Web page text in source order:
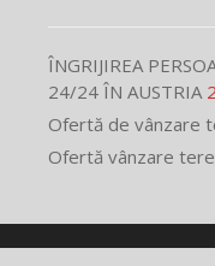
ÎNGRIJIREA
24/24 ÎN AUSTRIA
Ofertă de vânzare
Ofertă vânzare